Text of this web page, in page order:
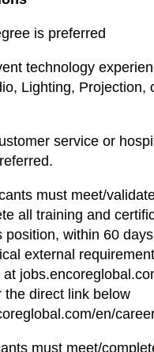
is preferred
technology
Lighting, Projection,
service or
must meet/
all training and
position, within 60
external
the direct link below
en/
must meet/